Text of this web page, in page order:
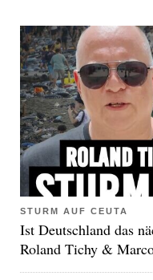
STURM AUF CEUTA
Ist Deutschland das
Roland Tichy &